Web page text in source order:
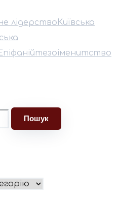
лідерство Київська
тезоіменитство